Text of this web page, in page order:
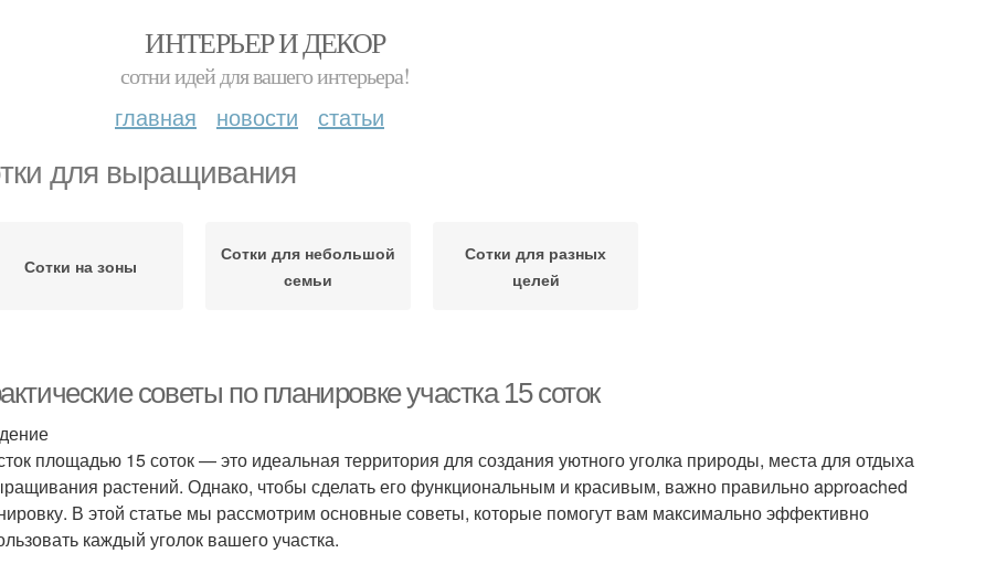
ИНТЕРЬЕР И ДЕКОР
сотни идей для вашего интерьера!
главная новости статьи
для выращивания
Сотки на зоны
Сотки для небольшой
семьи
Сотки для разных
целей
советы по планировке участка 15 соток
площадью 15 соток — это идеальная территория для создания уютного уголка природы, места для отдыха
растений. Однако, чтобы сделать его функциональным и красивым, важно правильно approached
В этой статье мы рассмотрим основные советы, которые помогут вам максимально эффективно
каждый уголок вашего участка.